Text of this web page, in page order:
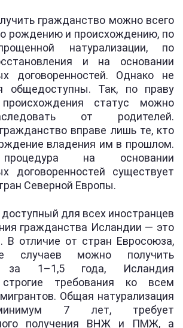
гражданство можно всего
рождению и происхождению, по
натурализации, по
и на основании
договоренностей. Однако не
общедоступны. Так, по праву
статус можно
от родителей.
вправе лишь те, кто
владения им в прошлом.
на основании
договоренностей существует
Северной Европы.
для всех иностранцев
гражданства Исландии — это
В отличие от стран Евросоюза,
можно получить
за 1–1,5 года, Исландия
строгие требования ко всем
Общая натурализация
7 лет, требует
получения ВНЖ и ПМЖ, а